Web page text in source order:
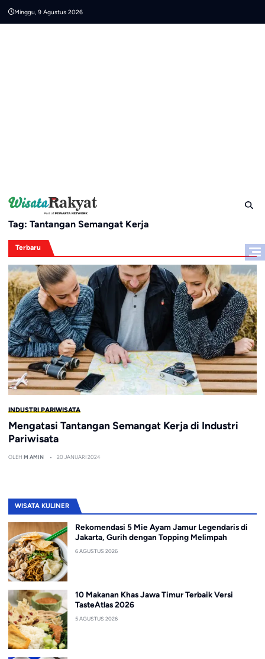
Minggu, 9 Agustus 2026
Tag: Tantangan Semangat Kerja
Terbaru
INDUSTRI PARIWISATA
Mengatasi Tantangan Semangat Kerja di Industri
Pariwisata
OLEH M AMIN 20 JANUARI 2024
WISATA KULINER
Rekomendasi 5 Mie Ayam Jamur Legendaris di
Jakarta, Gurih dengan Topping Melimpah
6 AGUSTUS 2026
10 Makanan Khas Jawa Timur Terbaik Versi
TasteAtlas 2026
5 AGUSTUS 2026